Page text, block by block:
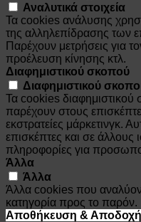
Αναλυτικά στοιχεία
Τα cookies ανάλυσης
της αλληλεπίδρασης των
Παρέχουν μετρήσεις για
προέλευση κίνησης κτλ.
Διαφημιστικού σκοπού
Διαφημιστικού
Τα cookies διαφημιστικού
παρέχουν στους
εκστρατείες μάρκετινγκ.
επισκέπτες και σε άλλους
πληροφορίες για
Άλλα
Άλλα
Άλλα cookies που
κατηγορία προς το παρόν.
Αποθήκευση & Αποδοχή